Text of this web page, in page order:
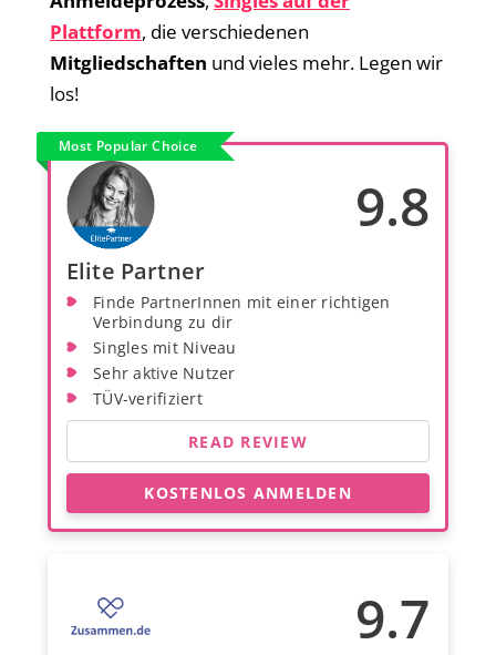
Plattform, die verschiedenen
Mitgliedschaften und vieles mehr. Legen wir
los!
Most Popular Choice
9.8
Elite Partner
Finde PartnerInnen mit einer richtigen
Verbindung zu dir
Singles mit Niveau
Sehr aktive Nutzer
TÜV-verifiziert
READ REVIEW
KOSTENLOS ANMELDEN
9.7